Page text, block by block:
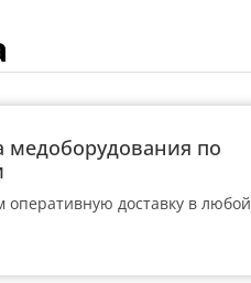
медоборудования по
оперативную доставку в любой